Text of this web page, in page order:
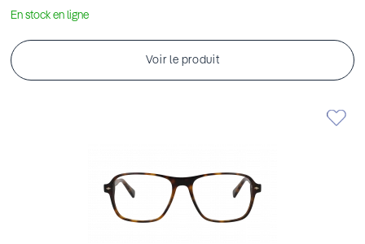
En stock en ligne
Voir le produit